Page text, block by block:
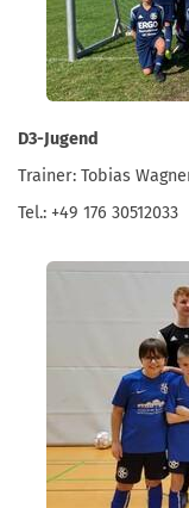
D3-Jugend
Trainer: Tobias
Tel.: +49 176 30512033